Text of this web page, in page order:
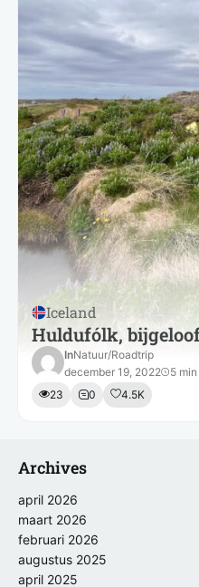
Iceland
Huldufólk,
InNatuur/Roadtrip
december 19, 2022
5
23
0 4.5K
Archives
april 2026
maart 2026
februari 2026
augustus 2025
april 2025